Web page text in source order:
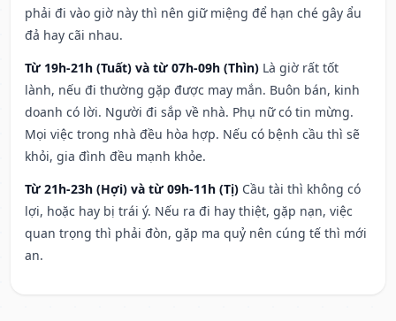
phải đi vào giờ này thì nên giữ miệng để hạn ché gây ẩu
đả hay cãi nhau.
Từ 19h-21h (Tuất) và từ 07h-09h (Thìn) Là giờ rất tốt
lành, nếu đi thường gặp được may mắn. Buôn bán, kinh
doanh có lời. Người đi sắp về nhà. Phụ nữ có tin mừng.
Mọi việc trong nhà đều hòa hợp. Nếu có bệnh cầu thì sẽ
khỏi, gia đình đều mạnh khỏe.
Từ 21h-23h (Hợi) và từ 09h-11h (Tị) Cầu tài thì không có
lợi, hoặc hay bị trái ý. Nếu ra đi hay thiệt, gặp nạn, việc
quan trọng thì phải đòn, gặp ma quỷ nên cúng tế thì mới
an.